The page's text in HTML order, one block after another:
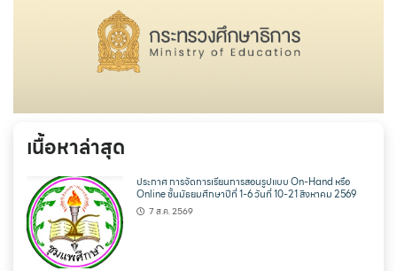
เนื้อหาล่าสุด
ประกาศ การจัดการเรียนการสอนรูปแบบ On-Hand หรือ
Online ชั้นมัธยมศึกษาปีที่ 1-6 วันที่ 10-21 สิงหาคม 2569
7 ส.ค. 2569